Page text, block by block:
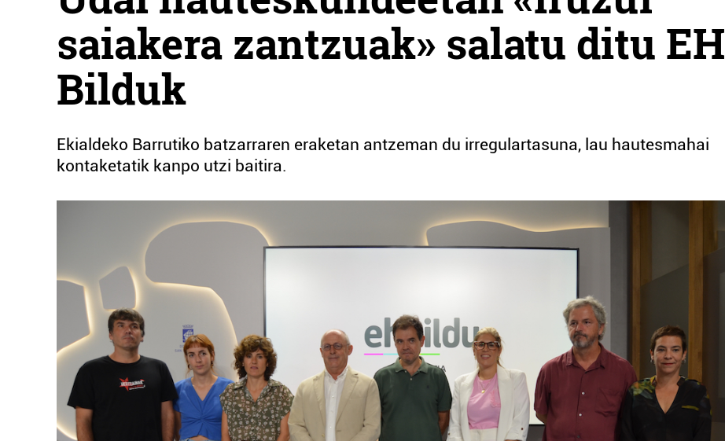
saiakera zantzuak» salatu ditu EH
Bilduk
Ekialdeko Barrutiko batzarraren eraketan antzeman du irregulartasuna, lau hautesmahai
kontaketatik kanpo utzi baitira.